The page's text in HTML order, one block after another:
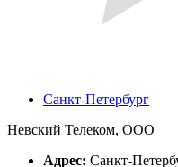
Санкт-Петербург
Невский Телеком, ООО
Адрес: Санкт-